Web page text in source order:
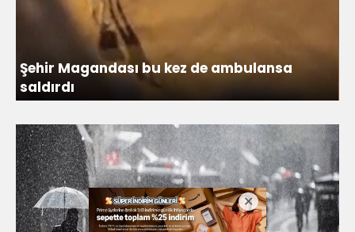
Şehir Magandası bu kez de ambulansa
saldırdı